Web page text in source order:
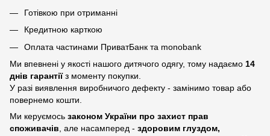
Готівкою при отриманні
Кредитною карткою
Оплата частинами ПриватБанк та monobank
Ми впевнені у якості нашого дитячого одягу, тому надаємо 14
днів гарантіїз моменту покупки.
У разі виявлення виробничого дефекту - замінимо товар або
повернемо кошти.
Ми керуємось законом України про захист прав
споживачів , але насамперед - здоровим глуздом,